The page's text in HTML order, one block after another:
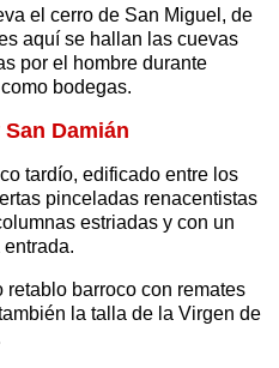
el cerro de San Miguel, de
aquí se hallan las cuevas
por el hombre durante
bodegas.
Damián
tardío, edificado entre los
pinceladas renacentistas
estriadas y con un
barroco con remates
la talla de la Virgen de